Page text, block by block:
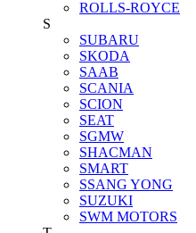
ROLLS-ROYCE
S
SUBARU
SKODA
SAAB
SCANIA
SCION
SEAT
SGMW
SHACMAN
SMART
SSANG YONG
SUZUKI
SWM MOTORS